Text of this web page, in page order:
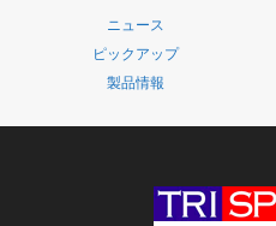
ニュース
ピックアップ
製品情報